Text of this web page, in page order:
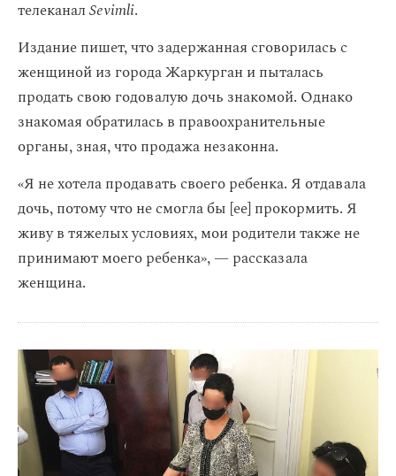
телеканалSevimli.
Издание пишет, что задержанная сговорилась с
женщиной из города Жаркурган и пыталась
продать свою годовалую дочь знакомой. Однако
знакомая обратилась в правоохранительные
органы, зная, что продажа незаконна.
«Я не хотела продавать своего ребенка. Я отдавала
дочь, потому что не смогла бы [ее] прокормить. Я
живу в тяжелых условиях, мои родители также не
принимают моего ребенка», — рассказала
женщина.